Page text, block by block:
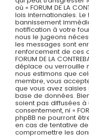
où « FORUM DE LA
lois internationales.
bannissement
notification à votre
nous le jugeons
les messages sont
renforcement de ces
FORUM DE LA
déplace ou verrouille
nous estimons que
membre, vous
que vous avez
base de données.
soient pas diffusées
consentement, ni «
phpBB ne pourront
en cas de tentative
compromettre les